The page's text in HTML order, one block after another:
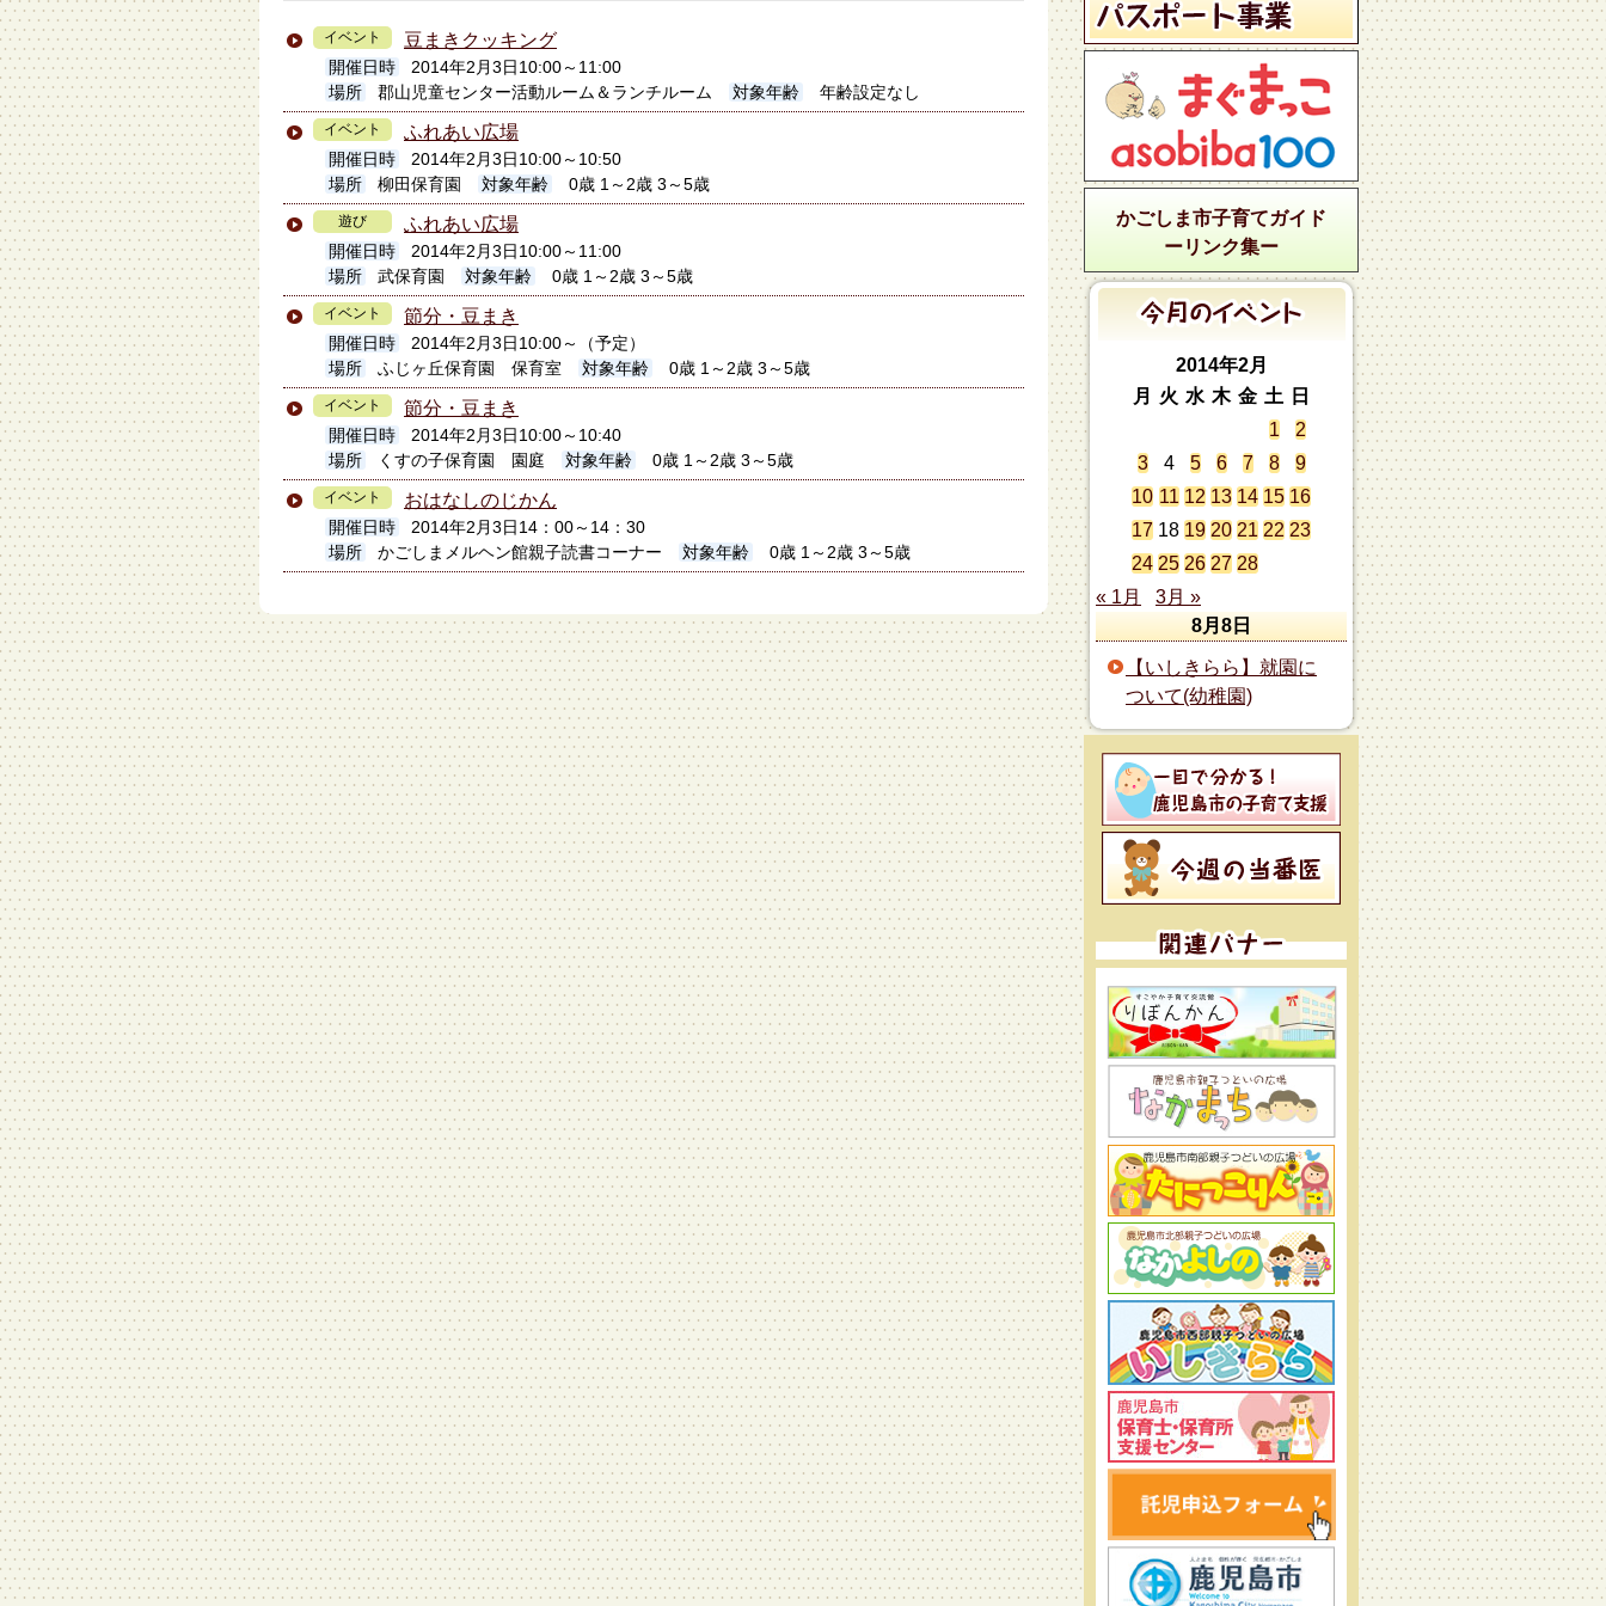
イベント 豆まきクッキング
開催日時
2014年2月3日10:00～11:00
場所
郡山児童センター活動ルーム＆ランチルーム 対象年齢 年齢設定なし
イベント ふれあい広場
開催日時
2014年2月3日10:00～10:50
場所
柳田保育園 対象年齢 0歳 1～2歳 3～5歳
遊び ふれあい広場
開催日時
2014年2月3日10:00～11:00
場所
武保育園 対象年齢 0歳 1～2歳 3～5歳
イベント 節分・豆まき
開催日時
2014年2月3日10:00～（予定）
場所
ふじヶ丘保育園 保育室 対象年齢 0歳 1～2歳 3～5歳
イベント 節分・豆まき
開催日時
2014年2月3日10:00～10:40
場所
くすの子保育園 園庭 対象年齢 0歳 1～2歳 3～5歳
イベント おはなしのじかん
開催日時
2014年2月3日14：00～14：30
場所
かごしまメルヘン館親子読書コーナー 対象年齢 0歳 1～2歳 3～5歳
かごしま市子育てガイド
ーリンク集ー
2014年2月
月
火 水 木 金 土
日
1
2
3
4 5 6 7 8
9
10 11 12 13 14 15 16
17 18 19 20 21 22 23
24 25 26 27 28
« 1月
3月 »
8月8日
【いしきらら】就園に
ついて(幼稚園)